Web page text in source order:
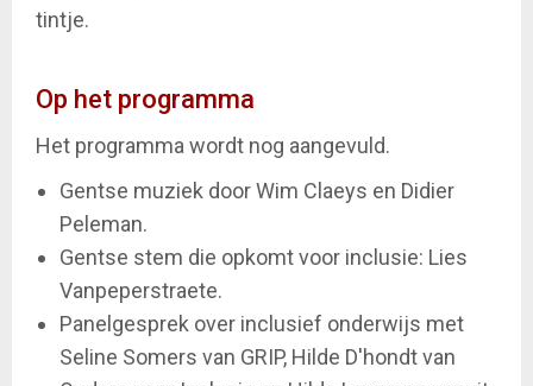
tintje.
Op het programma
Het programma wordt nog aangevuld.
Gentse muziek door Wim Claeys en Didier
Peleman.
Gentse stem die opkomt voor inclusie: Lies
Vanpeperstraete.
Panelgesprek over inclusief onderwijs met
Seline Somers van GRIP, Hilde D'hondt van